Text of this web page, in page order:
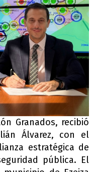
Granados, recibió
Álvarez, con el
estratégica de
pública. El